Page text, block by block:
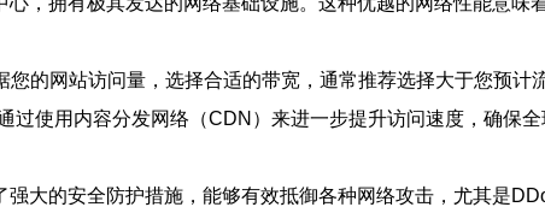
您的网站访问量，选择合适的带宽，通常推荐选择大于您预计
过使用内容分发网络（CDN）来进一步提升访问速度，确保全
强大的安全防护措施，能够有效抵御各种网络攻击，尤其是